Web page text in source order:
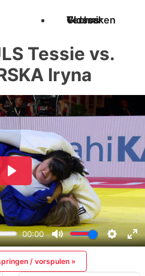
Techniken
Videos
Glossar
Tessie vs.
Iryna
/ vorspulen »